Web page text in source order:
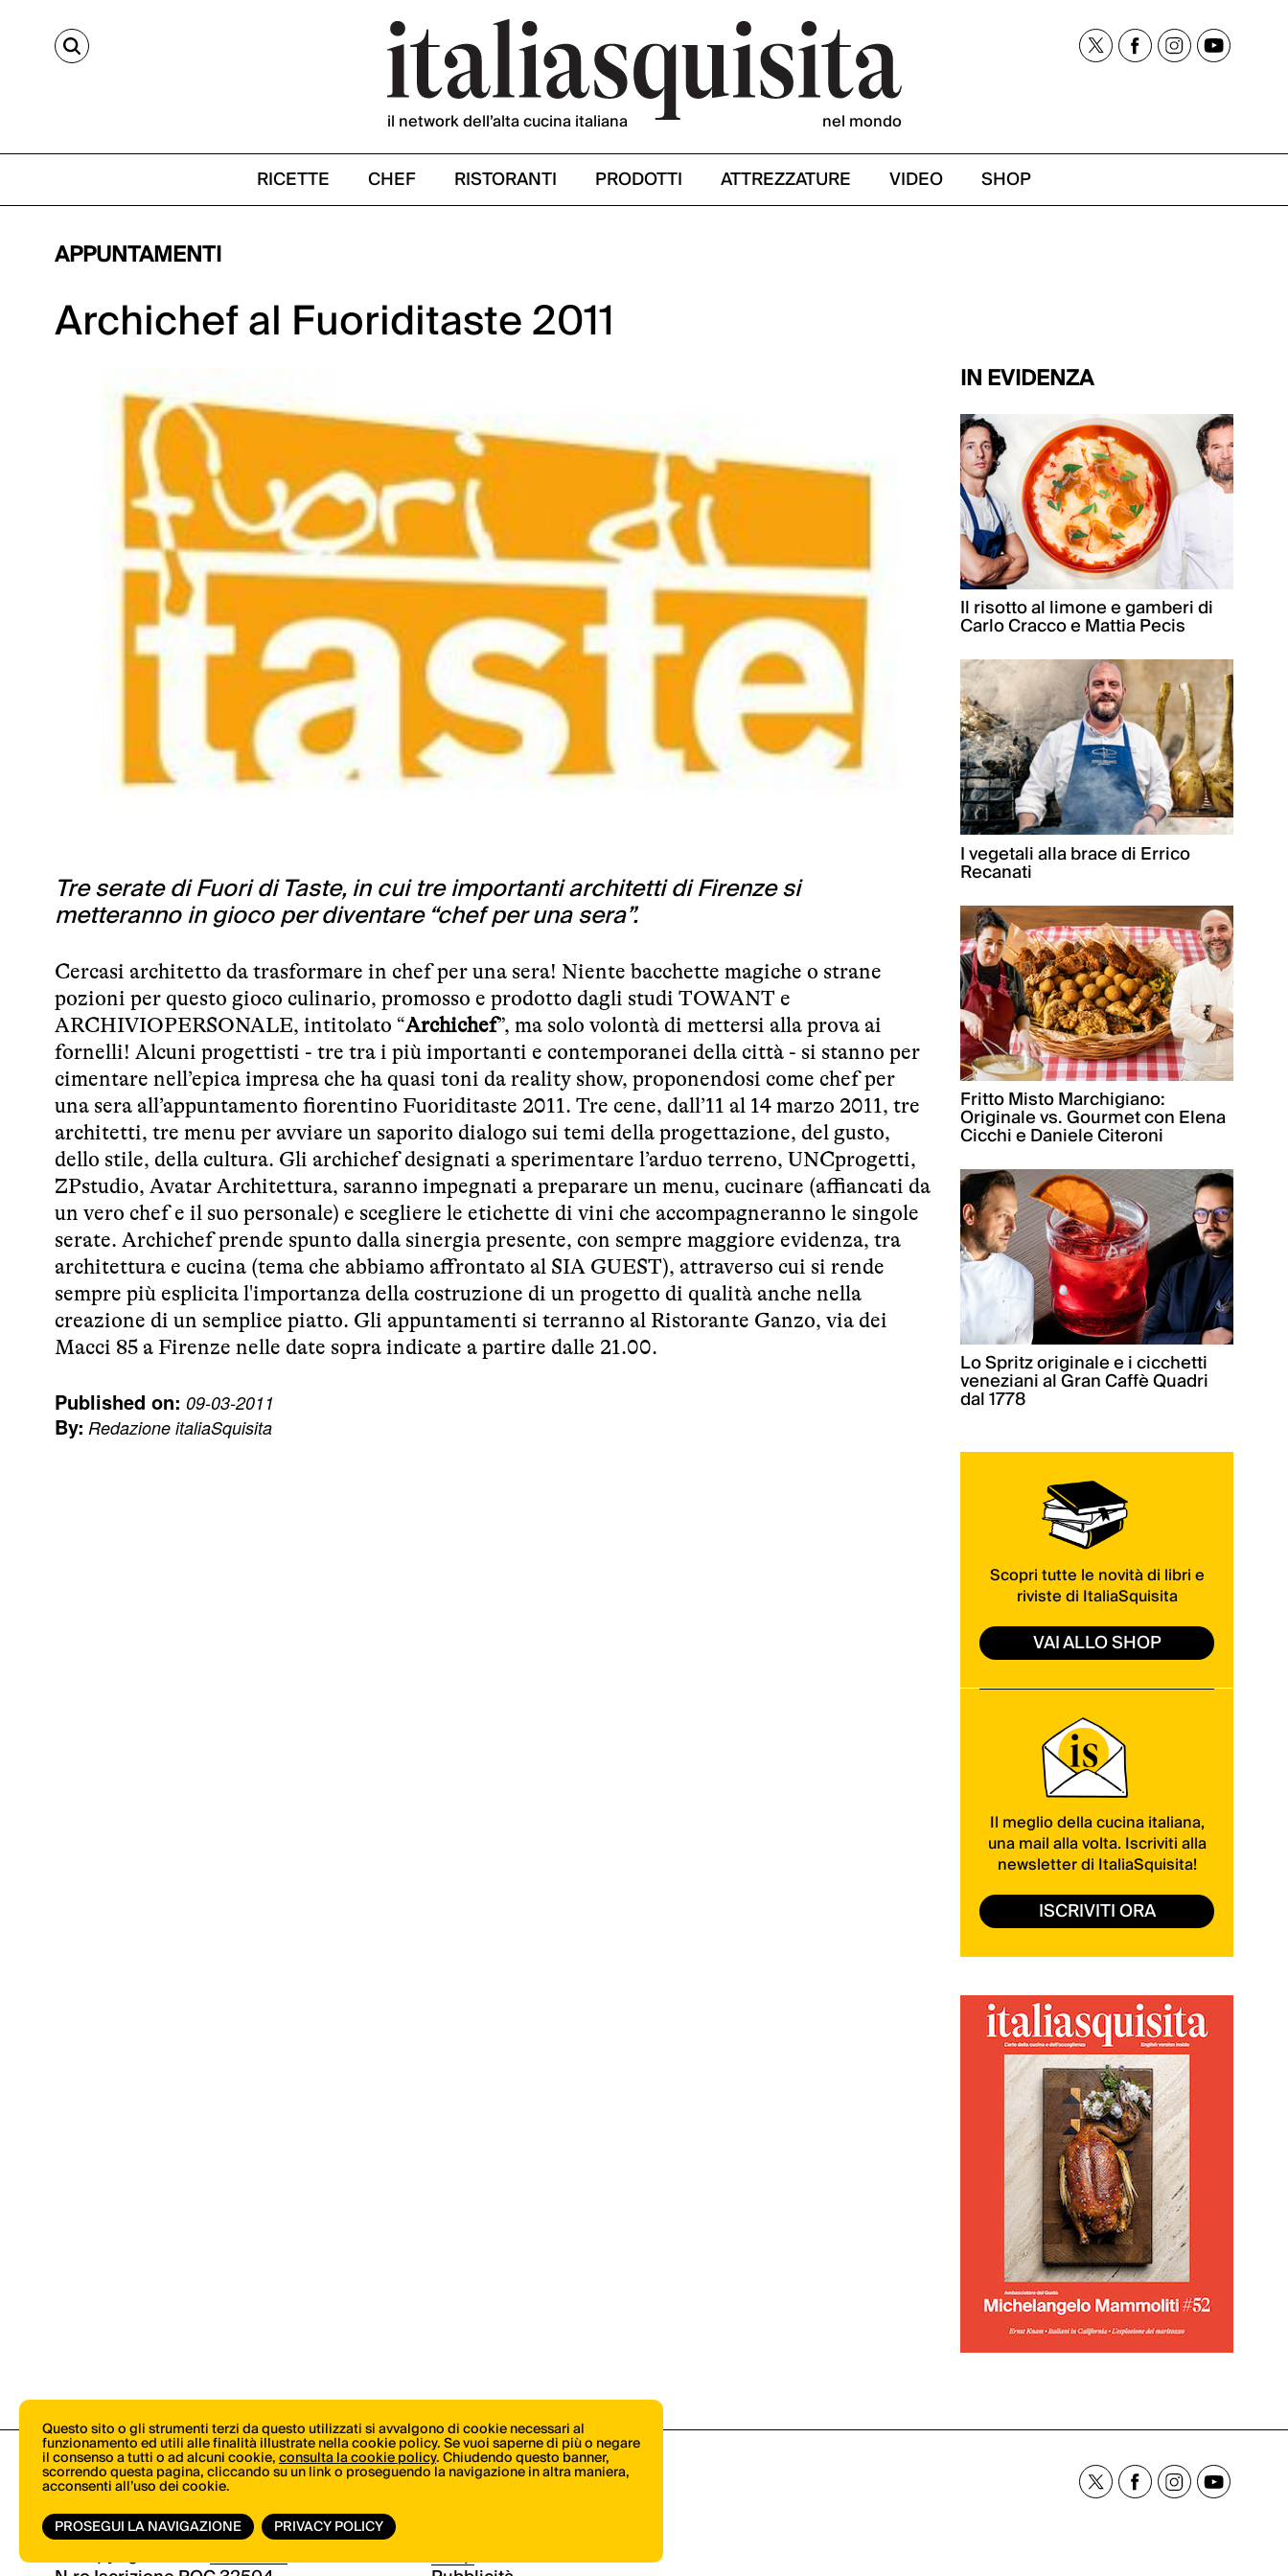
CERCA
il network dell’alta cucina italiana nel mondo
RICETTE CHEF RISTORANTI PRODOTTI ATTREZZATURE VIDEO SHOP
APPUNTAMENTI
Archichef al Fuoriditaste 2011
Tre serate di Fuori di Taste, in cui tre importanti architetti di Firenze si
metteranno in gioco per diventare “chef per una sera”.
Cercasi architetto da trasformare in chef per una sera! Niente bacchette magiche o strane
pozioni per questo gioco culinario, promosso e prodotto dagli studi TOWANT e
ARCHIVIOPERSONALE, intitolato “Archichef”, ma solo volontà di mettersi alla prova ai
fornelli! Alcuni progettisti - tre tra i più importanti e contemporanei della città - si stanno per
cimentare nell’epica impresa che ha quasi toni da reality show, proponendosi come chef per
una sera all’appuntamento fiorentino Fuoriditaste 2011. Tre cene, dall’11 al 14 marzo 2011, tre
architetti, tre menu per avviare un saporito dialogo sui temi della progettazione, del gusto,
dello stile, della cultura. Gli archichef designati a sperimentare l’arduo terreno, UNCprogetti,
ZPstudio, Avatar Architettura, saranno impegnati a preparare un menu, cucinare (affiancati da
un vero chef e il suo personale) e scegliere le etichette di vini che accompagneranno le singole
serate. Archichef prende spunto dalla sinergia presente, con sempre maggiore evidenza, tra
architettura e cucina (tema che abbiamo affrontato al SIA GUEST), attraverso cui si rende
sempre più esplicita l'importanza della costruzione di un progetto di qualità anche nella
creazione di un semplice piatto. Gli appuntamenti si terranno al Ristorante Ganzo, via dei
Macci 85 a Firenze nelle date sopra indicate a partire dalle 21.00.
Published on: 09-03-2011
By: Redazione italiaSquisita
IN EVIDENZA
Il risotto al limone e gamberi di
Carlo Cracco e Mattia Pecis
I vegetali alla brace di Errico
Recanati
Fritto Misto Marchigiano:
Originale vs. Gourmet con Elena
Cicchi e Daniele Citeroni
Lo Spritz originale e i cicchetti
veneziani al Gran Caffè Quadri
dal 1778
Scopri tutte le novità di libri e
riviste di ItaliaSquisita
VAI ALLO SHOP
Il meglio della cucina italiana,
una mail alla volta. Iscriviti alla
newsletter di ItaliaSquisita!
ISCRIVITI ORA
© Copyright 2026.Vertical.it Shop
Questo sito o gli strumenti terzi da questo utilizzati si avvalgono di cookie necessari al
funzionamento ed utili alle finalità illustrate nella cookie policy. Se vuoi saperne di più o negare
il consenso a tutti o ad alcuni cookie,consulta la cookie policy. Chiudendo questo banner,
scorrendo questa pagina, cliccando su un link o proseguendo la navigazione in altra maniera,
acconsenti all’uso dei cookie.
PROSEGUI LA NAVIGAZIONE
PRIVACY POLICY